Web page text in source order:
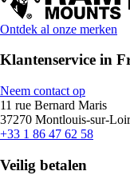
Ontdek al onze merken
Klantenservice in
Neem contact op
11 rue Bernard Maris
37270 Montlouis-sur-
+33 1 86 47 62 58
Veilig betalen